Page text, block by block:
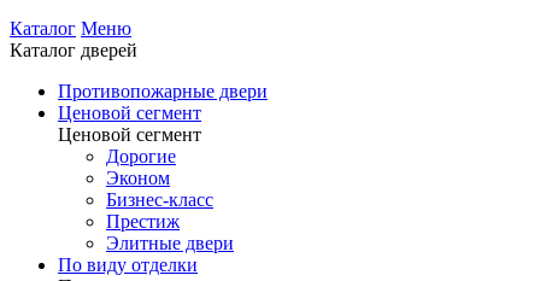
Каталог Меню
Каталог дверей
Противопожарные двери
Ценовой сегмент
Ценовой сегмент
Дорогие
Эконом
Бизнес-класс
Престиж
Элитные двери
По виду отделки